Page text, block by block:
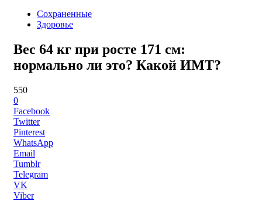
Сохраненные
Здоровье
Вес 64 кг при росте 171 см:
нормально ли это? Какой ИМТ?
550
0
Facebook
Twitter
Pinterest
WhatsApp
Email
Tumblr
Telegram
VK
Viber